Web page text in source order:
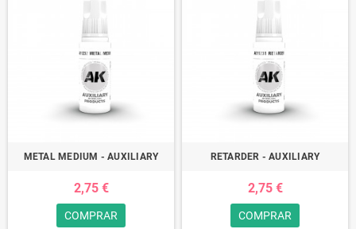
METAL MEDIUM - AUXILIARY
2,75 €
COMPRAR
RETARDER - AUXILIARY
2,75 €
COMPRAR